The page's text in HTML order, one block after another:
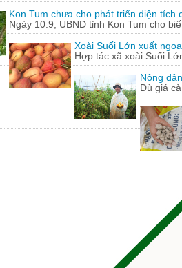
Kon Tum chưa cho phát triển diện tích
Ngày 10.9, UBND tỉnh Kon Tum cho
Xoài Suối Lớn xuất
Hợp tác xã xoài Suối
Nông
Dù giá